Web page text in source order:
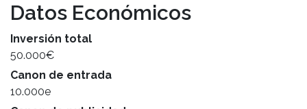
Datos Económicos
Inversión total
50.000€
Canon de entrada
10.000e